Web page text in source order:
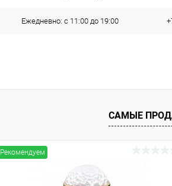
Ежедневно: с 11:00 до 19:00
САМЫЕ
Рекомендуем